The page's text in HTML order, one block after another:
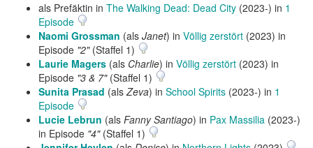
als Prefäktin in The Walking Dead: Dead City (2023-) in 1
Episode
Naomi Grossman (als Janet) in Völlig zerstört (2023) in
Episode "2"(Staffel 1)
Laurie Magers (als Charlie) in Völlig zerstört (2023) in
Episode "3 & 7"(Staffel 1)
Sunita Prasad (alsZeva) in School Spirits (2023-) in 1
Episode
Lucie Lebrun (als Fanny Santiago) in Pax Massilia (2023-)
in Episode "4"(Staffel 1)